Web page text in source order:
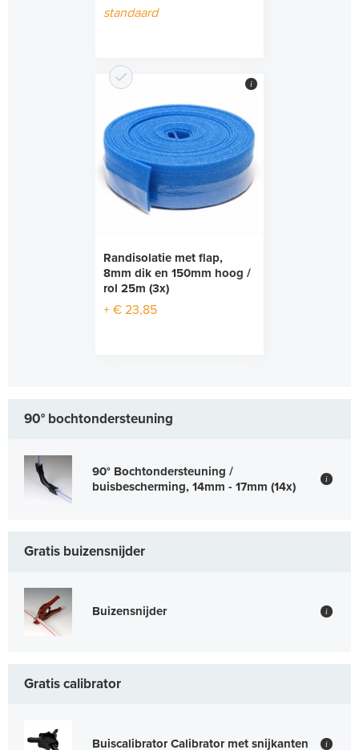
standaard
Randisolatie met flap,
8mm dik en 150mm hoog /
rol 25m (3x)
+ € 23,85
i
90° bochtondersteuning
90° Bochtondersteuning /
buisbescherming, 14mm - 17mm (14x)
i
Gratis buizensnijder
Buizensnijder i
Gratis calibrator
Buiscalibrator Calibrator met snijkanten i